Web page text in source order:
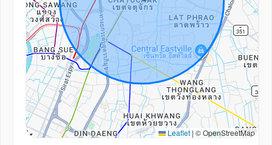
Leaflet | © OpenStreetMap